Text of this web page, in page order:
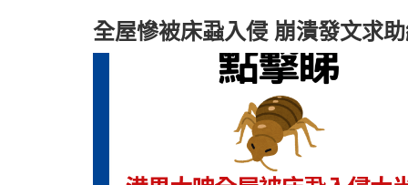
全屋慘被床蝨入侵 崩潰發文求